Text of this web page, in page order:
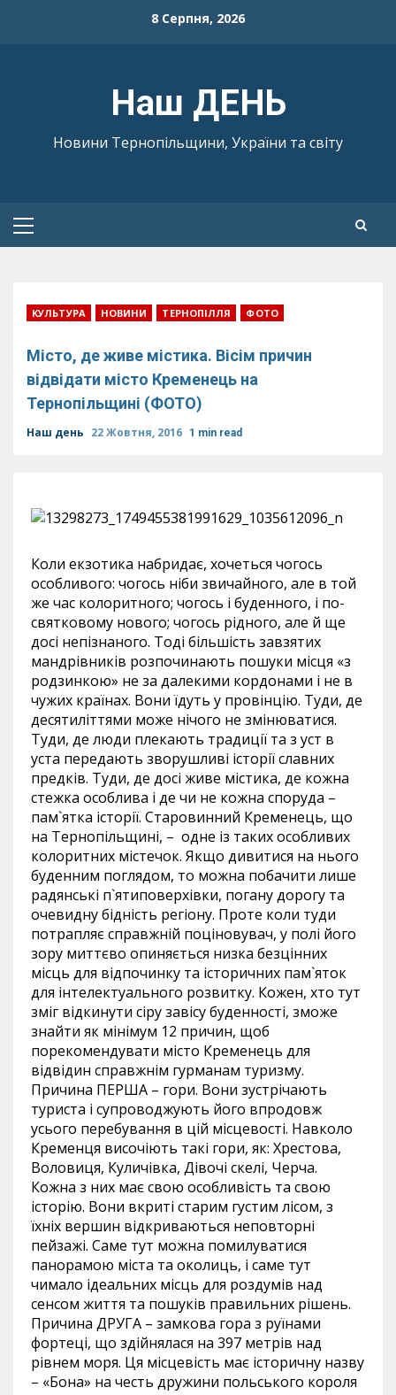
8 Серпня, 2026
Наш ДЕНЬ
Новини Тернопільщини, України та світу
Primary
КУЛЬТУРА НОВИНИ ТЕРНОПІЛЛЯ ФОТО
Місто, де живе містика. Вісім причин
відвідати місто Кременець на
Тернопільщині (ФОТО)
Наш день 22 Жовтня, 2016 1 min read
Коли екзотика набридає, хочеться чогось
особливого: чогось ніби звичайного, але в той
же час колоритного; чогось і буденного, і по-
святковому нового; чогось рідного, але й ще
досі непізнаного. Тоді більшість завзятих
мандрівників розпочинають пошуки місця «з
родзинкою» не за далекими кордонами і не в
чужих країнах. Вони їдуть у провінцію. Туди, де
десятиліттями може нічого не змінюватися.
Туди, де люди плекають традиції та з уст в
уста передають зворушливі історії славних
предків. Туди, де досі живе містика, де кожна
стежка особлива і де чи не кожна споруда –
пам`ятка історії. Старовинний Кременець, що
на Тернопільщині, – одне із таких особливих
колоритних містечок. Якщо дивитися на нього
буденним поглядом, то можна побачити лише
радянські п`ятиповерхівки, погану дорогу та
очевидну бідність регіону. Проте коли туди
потрапляє справжній поціновувач, у полі його
зору миттєво опиняється низка безцінних
місць для відпочинку та історичних пам`яток
для інтелектуального розвитку. Кожен, хто тут
зміг відкинути сіру завісу буденності, зможе
знайти як мінімум 12 причин, щоб
порекомендувати місто Кременець для
відвідин справжнім гурманам туризму.
Причина ПЕРША – гори. Вони зустрічають
туриста і супроводжують його впродовж
усього перебування в цій місцевості. Навколо
Кременця височіють такі гори, як: Хрестова,
Воловиця, Куличівка, Дівочі скелі, Черча.
Кожна з них має свою особливість та свою
історію. Вони вкриті старим густим лісом, з
їхніх вершин відкриваються неповторні
пейзажі. Саме тут можна помилуватися
панорамою міста та околиць, і саме тут
чимало ідеальних місць для роздумів над
сенсом життя та пошуків правильних рішень.
Причина ДРУГА – замкова гора з руїнами
фортеці, що здійнялася на 397 метрів над
рівнем моря. Ця місцевість має історичну назву
– «Бона» на честь дружини польського короля